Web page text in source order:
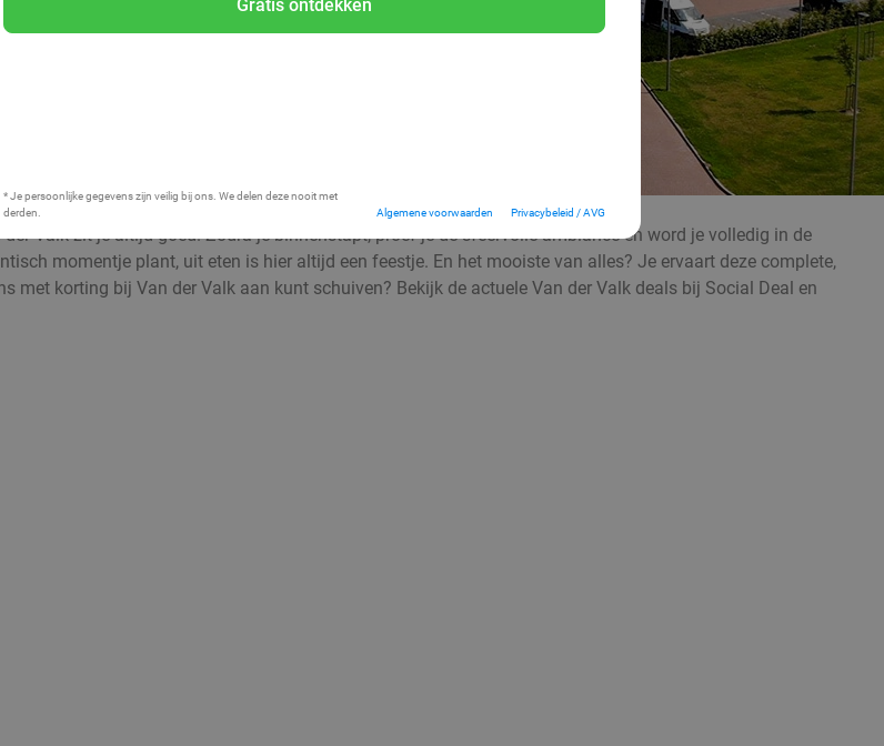
Gratis ontdekken
* Je persoonlijke gegevens zijn veilig bij ons. We delen deze nooit met
derden.
Algemene voorwaarden Privacybeleid / AVG
Valk zit je altijd goed. Zodra je binnenstapt, proef je de sfeervolle ambiance en word je volledig in de
momentje plant, uit eten is hier altijd een feestje. En het mooiste van alles? Je ervaart deze complete,
met korting bij Van der Valk aan kunt schuiven? Bekijk de actuele Van der Valk deals bij Social Deal en